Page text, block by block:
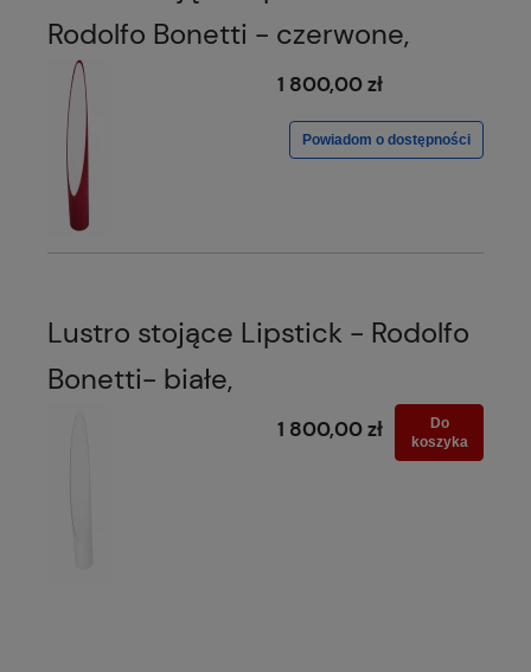
Rodolfo Bonetti - czerwone,
1 800,00 zł
Powiadom o dostępności
Lustro stojące Lipstick - Rodolfo
Bonetti- białe,
1 800,00 zł
Do
koszyka